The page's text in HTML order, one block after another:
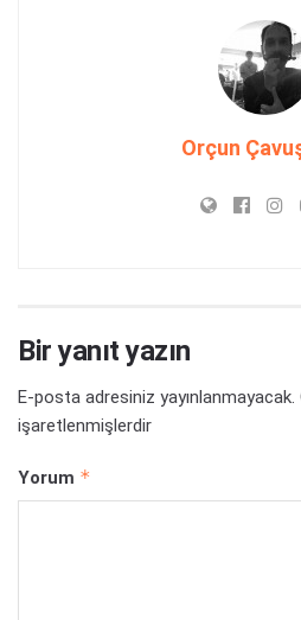
Orçun
Bir yanıt yazın
E-posta adresiniz yayınlanmayacak.
işaretlenmişlerdir
Yorum *